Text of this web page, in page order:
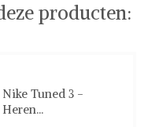
producten:
Nike Tuned 3 -
Heren...